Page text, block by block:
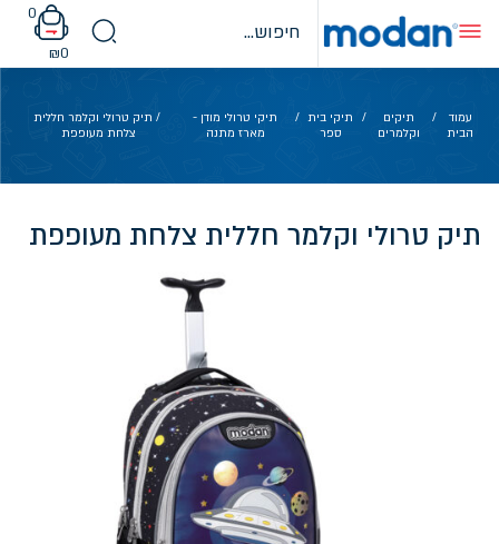
content
0
₪0
עמוד
הבית
/
תיקים
וקלמרים
/
תיקי בית
ספר
/
תיקי טרולי מודן -
מארז מתנה
/ תיק טרולי וקלמר חללית
צלחת מעופפת
תיק טרולי וקלמר חללית צלחת מעופפת